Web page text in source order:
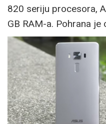
820 seriju procesora,
GB RAM-a. Pohrana